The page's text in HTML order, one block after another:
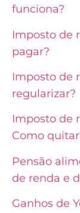
funciona?
Imposto de
pagar?
Imposto de
regularizar?
Imposto de
Como
Pensão
de renda e
Ganhos de